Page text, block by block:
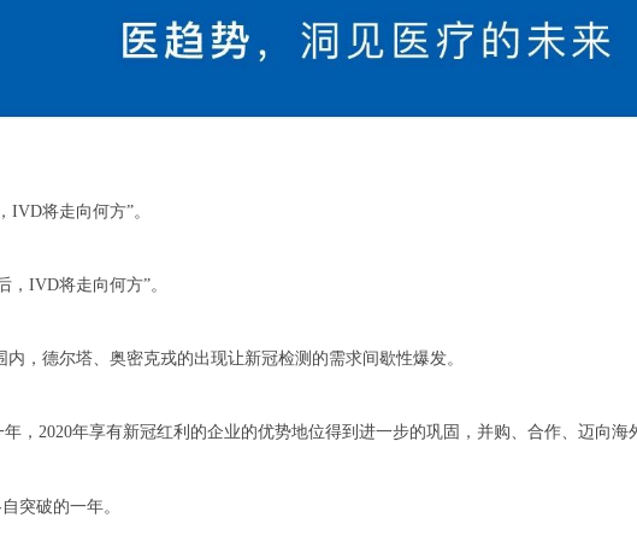
IVD将走向何方”。
IVD将走向何方”。
，德尔塔、奥密克戎的出现让新冠检测的需求间歇性爆发。
，2020年享有新冠红利的企业的优势地位得到进一步的巩固， 并购、合作、迈向海
突破的一年。